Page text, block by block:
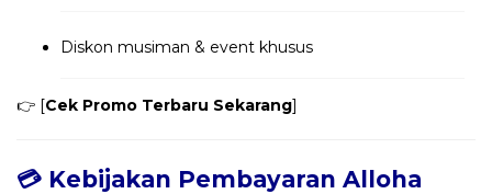
Diskon musiman & event khusus
👉 [Cek Promo Terbaru Sekarang]
💳 Kebijakan Pembayaran Alloha